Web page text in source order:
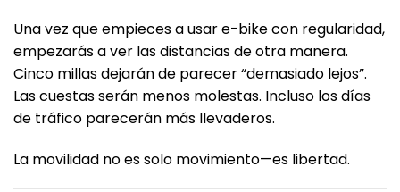
Una vez que empieces a usar e-bike con regularidad,
empezarás a ver las distancias de otra manera.
Cinco millas dejarán de parecer “demasiado lejos”.
Las cuestas serán menos molestas. Incluso los días
de tráfico parecerán más llevaderos.
La movilidad no es solo movimiento—es libertad.